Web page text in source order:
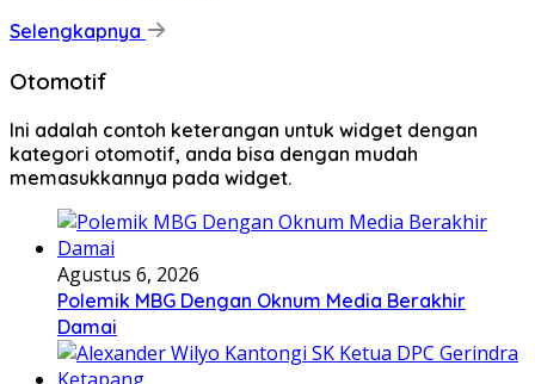
Selengkapnya
Otomotif
Ini adalah contoh keterangan untuk widget dengan
kategori otomotif, anda bisa dengan mudah
memasukkannya pada widget.
Agustus 6, 2026
Polemik MBG Dengan Oknum Media Berakhir
Damai